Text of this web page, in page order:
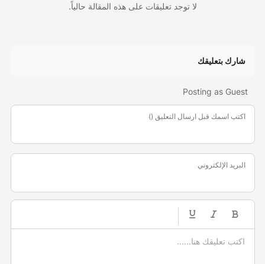
لا توجد تعليقات على هذه المقالة حالياً.
شارك بتعليقك
Posting as Guest
اكتب اسمك قبل ارسال التعليق ()
البريد الإلكتروني
-
-